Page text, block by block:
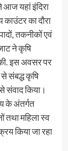
यहां इंदिरा
काउंटर का दौरा
तकनीकों एवं
ने कृषि
इस अवसर पर
से संबद्ध कृषि
संवाद किया।
के अंतर्गत
तथा महिला स्व
किया जा रहा